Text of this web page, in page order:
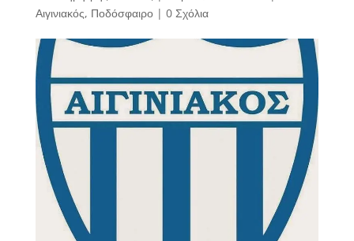
Αιγινιακός, Ποδόσφαιρο| 0 Σχόλια